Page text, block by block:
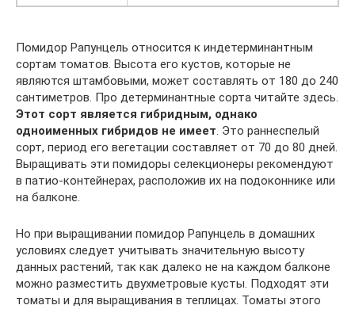
Помидор Рапунцель относится к индетерминантным
сортам томатов. Высота его кустов, которые не
являются штамбовыми, может составлять от 180 до 240
сантиметров. Про детерминантные сорта читайте здесь.
Этот сорт является гибридным, однако
одноименных гибридов не имеет. Это раннеспелый
сорт, период его вегетации составляет от 70 до 80 дней.
Выращивать эти помидоры селекционеры рекомендуют
в патио-контейнерах, расположив их на подоконнике или
на балконе.
Но при выращивании помидор Рапунцель в домашних
условиях следует учитывать значительную высоту
данных растений, так как далеко не на каждом балконе
можно разместить двухметровые кусты. Подходят эти
томаты и для выращивания в теплицах. Томаты этого